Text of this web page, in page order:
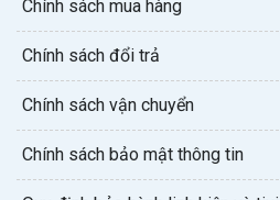
Chính sách mua hàng
Chính sách đổi trả
Chính sách vận chuyển
Chính sách bảo mật thông tin